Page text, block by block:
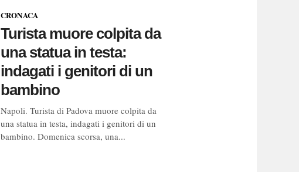
CRONACA
Turista muore colpita da
una statua in testa:
indagati i genitori di un
bambino
Napoli. Turista di Padova muore colpita da
una statua in testa, indagati i genitori di un
bambino. Domenica scorsa, una...